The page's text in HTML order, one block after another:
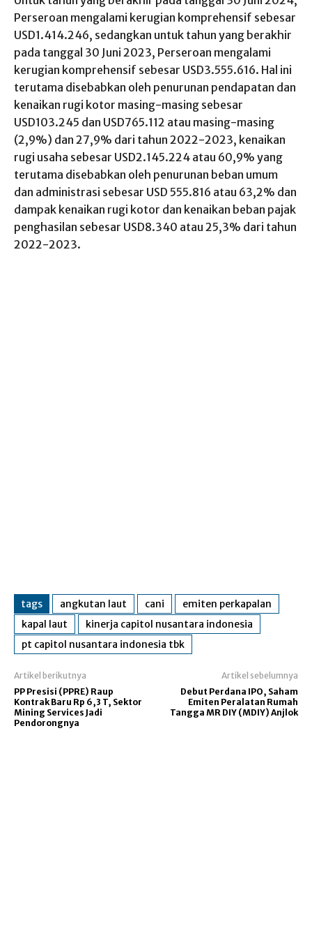
Perseroan mengalami kerugian komprehensif sebesar
USD1.414.246, sedangkan untuk tahun yang berakhir
pada tanggal 30 Juni 2023, Perseroan mengalami
kerugian komprehensif sebesar USD3.555.616. Hal ini
terutama disebabkan oleh penurunan pendapatan dan
kenaikan rugi kotor masing-masing sebesar
USD103.245 dan USD765.112 atau masing-masing
(2,9%) dan 27,9% dari tahun 2022-2023, kenaikan
rugi usaha sebesar USD2.145.224 atau 60,9% yang
terutama disebabkan oleh penurunan beban umum
dan administrasi sebesar USD 555.816 atau 63,2% dan
dampak kenaikan rugi kotor dan kenaikan beban pajak
penghasilan sebesar USD8.340 atau 25,3% dari tahun
2022-2023.
tags angkutan laut cani
emiten perkapalan
kapal laut
kinerja capitol nusantara indonesia
pt capitol nusantara indonesia tbk
Artikel berikutnya
PP Presisi (PPRE) Raup
Kontrak Baru Rp 6,3 T, Sektor
Mining Services Jadi
Pendorongnya
Artikel sebelumnya
Debut Perdana IPO, Saham
Emiten Peralatan Rumah
Tangga MR DIY (MDIY) Anjlok